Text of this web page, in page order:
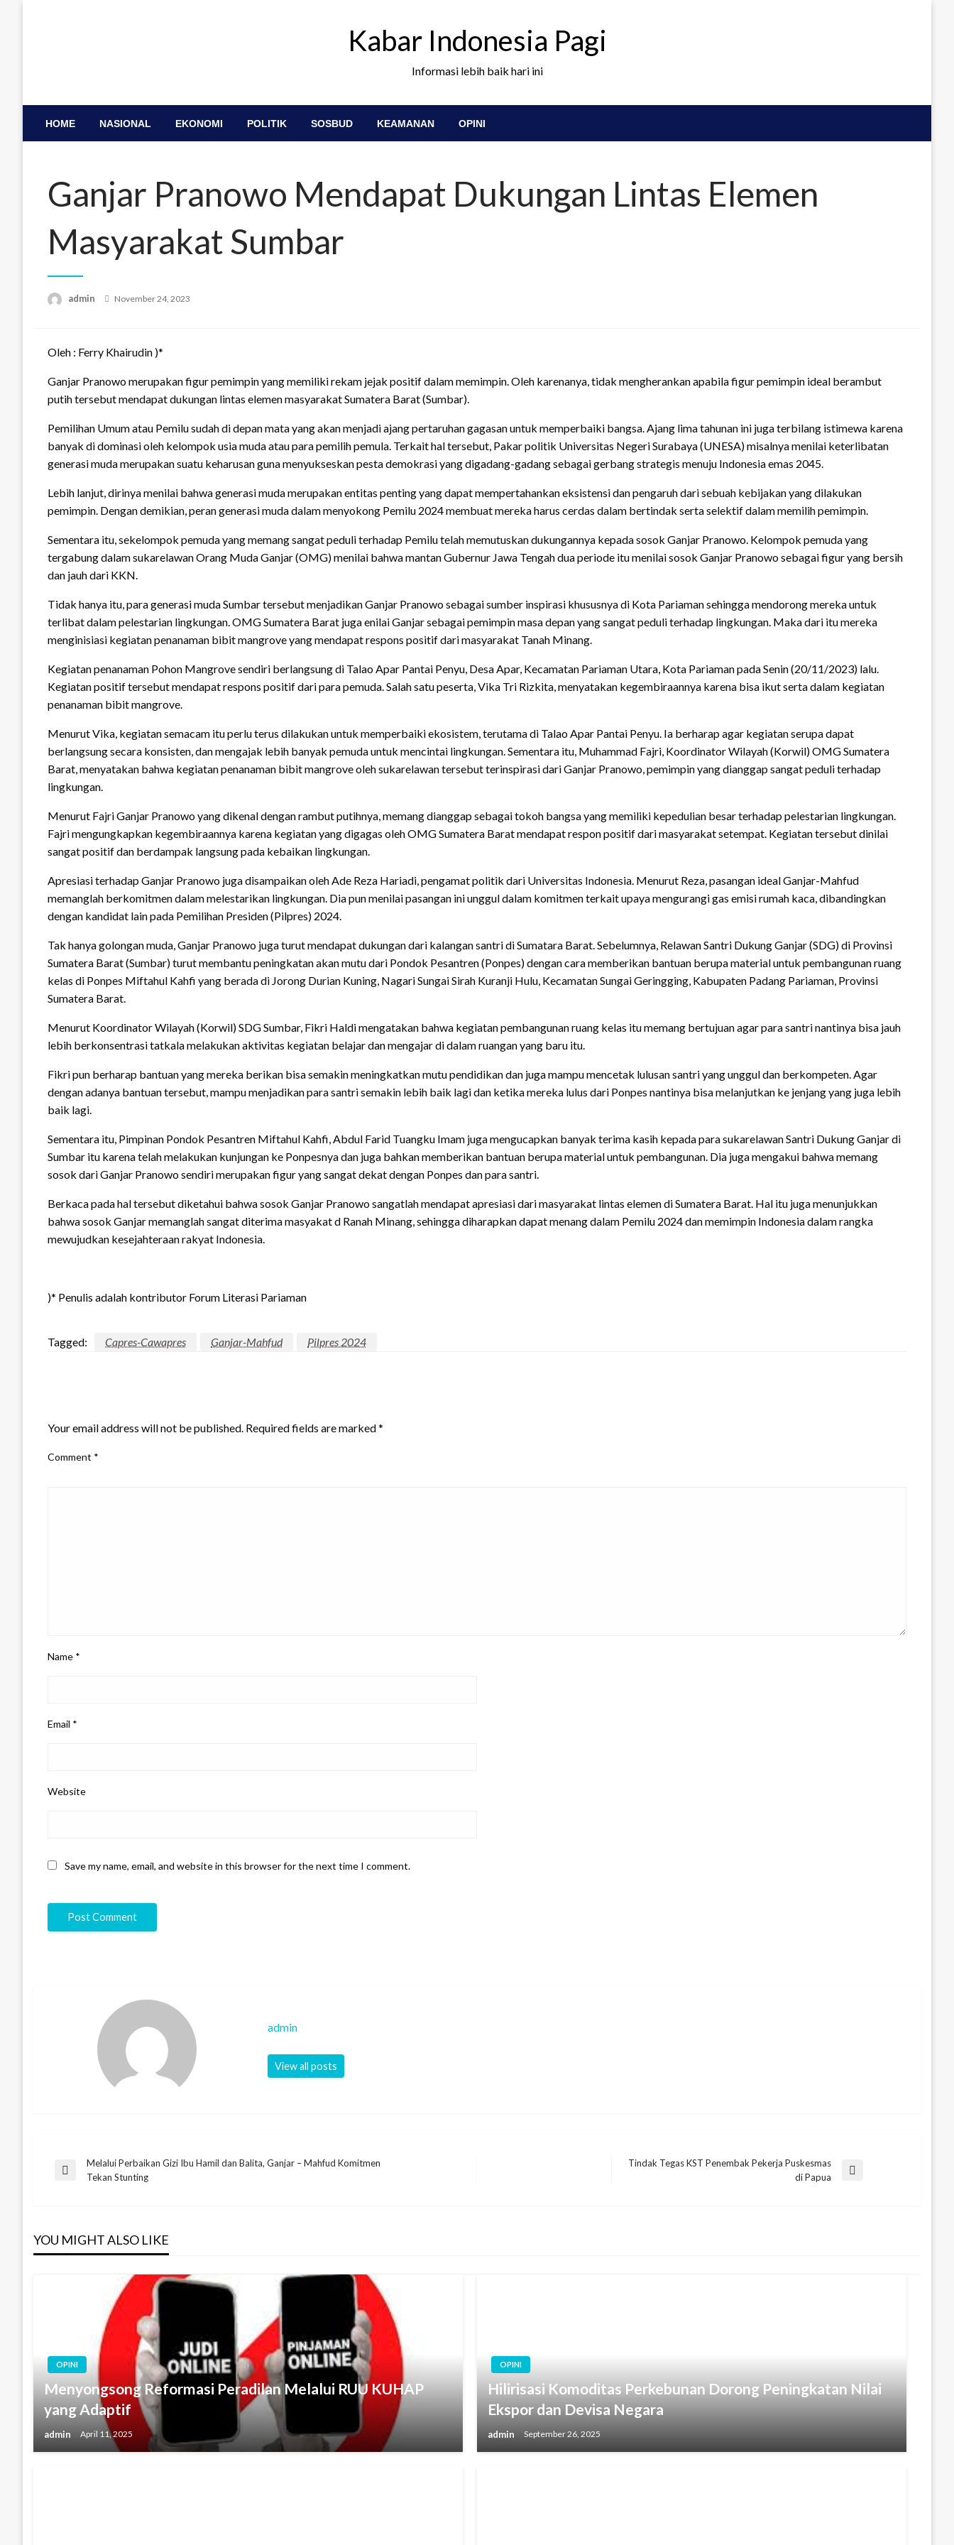
Kabar Indonesia Pagi
Informasi lebih baik hari ini
HOME NASIONAL EKONOMI POLITIK SOSBUD KEAMANAN OPINI
Ganjar Pranowo Mendapat Dukungan Lintas Elemen
Masyarakat Sumbar
admin
Posted
November 24, 2023
Oleh : Ferry Khairudin )*
Ganjar Pranowo merupakan figur pemimpin yang memiliki rekam jejak positif dalam memimpin. Oleh karenanya, tidak mengherankan apabila figur pemimpin ideal berambut
putih tersebut mendapat dukungan lintas elemen masyarakat Sumatera Barat (Sumbar).
Pemilihan Umum atau Pemilu sudah di depan mata yang akan menjadi ajang pertaruhan gagasan untuk memperbaiki bangsa. Ajang lima tahunan ini juga terbilang istimewa karena
banyak di dominasi oleh kelompok usia muda atau para pemilih pemula. Terkait hal tersebut, Pakar politik Universitas Negeri Surabaya (UNESA) misalnya menilai keterlibatan
generasi muda merupakan suatu keharusan guna menyukseskan pesta demokrasi yang digadang-gadang sebagai gerbang strategis menuju Indonesia emas 2045.
Lebih lanjut, dirinya menilai bahwa generasi muda merupakan entitas penting yang dapat mempertahankan eksistensi dan pengaruh dari sebuah kebijakan yang dilakukan
pemimpin. Dengan demikian, peran generasi muda dalam menyokong Pemilu 2024 membuat mereka harus cerdas dalam bertindak serta selektif dalam memilih pemimpin.
Sementara itu, sekelompok pemuda yang memang sangat peduli terhadap Pemilu telah memutuskan dukungannya kepada sosok Ganjar Pranowo. Kelompok pemuda yang
tergabung dalam sukarelawan Orang Muda Ganjar (OMG) menilai bahwa mantan Gubernur Jawa Tengah dua periode itu menilai sosok Ganjar Pranowo sebagai figur yang bersih
dan jauh dari KKN.
Tidak hanya itu, para generasi muda Sumbar tersebut menjadikan Ganjar Pranowo sebagai sumber inspirasi khususnya di Kota Pariaman sehingga mendorong mereka untuk
terlibat dalam pelestarian lingkungan. OMG Sumatera Barat juga enilai Ganjar sebagai pemimpin masa depan yang sangat peduli terhadap lingkungan. Maka dari itu mereka
menginisiasi kegiatan penanaman bibit mangrove yang mendapat respons positif dari masyarakat Tanah Minang.
Kegiatan penanaman Pohon Mangrove sendiri berlangsung di Talao Apar Pantai Penyu, Desa Apar, Kecamatan Pariaman Utara, Kota Pariaman pada Senin (20/11/2023) lalu.
Kegiatan positif tersebut mendapat respons positif dari para pemuda. Salah satu peserta, Vika Tri Rizkita, menyatakan kegembiraannya karena bisa ikut serta dalam kegiatan
penanaman bibit mangrove.
Menurut Vika, kegiatan semacam itu perlu terus dilakukan untuk memperbaiki ekosistem, terutama di Talao Apar Pantai Penyu. Ia berharap agar kegiatan serupa dapat
berlangsung secara konsisten, dan mengajak lebih banyak pemuda untuk mencintai lingkungan. Sementara itu, Muhammad Fajri, Koordinator Wilayah (Korwil) OMG Sumatera
Barat, menyatakan bahwa kegiatan penanaman bibit mangrove oleh sukarelawan tersebut terinspirasi dari Ganjar Pranowo, pemimpin yang dianggap sangat peduli terhadap
lingkungan.
Menurut Fajri Ganjar Pranowo yang dikenal dengan rambut putihnya, memang dianggap sebagai tokoh bangsa yang memiliki kepedulian besar terhadap pelestarian lingkungan.
Fajri mengungkapkan kegembiraannya karena kegiatan yang digagas oleh OMG Sumatera Barat mendapat respon positif dari masyarakat setempat. Kegiatan tersebut dinilai
sangat positif dan berdampak langsung pada kebaikan lingkungan.
Apresiasi terhadap Ganjar Pranowo juga disampaikan oleh Ade Reza Hariadi, pengamat politik dari Universitas Indonesia. Menurut Reza, pasangan ideal Ganjar-Mahfud
memanglah berkomitmen dalam melestarikan lingkungan. Dia pun menilai pasangan ini unggul dalam komitmen terkait upaya mengurangi gas emisi rumah kaca, dibandingkan
dengan kandidat lain pada Pemilihan Presiden (Pilpres) 2024.
Tak hanya golongan muda, Ganjar Pranowo juga turut mendapat dukungan dari kalangan santri di Sumatara Barat. Sebelumnya, Relawan Santri Dukung Ganjar (SDG) di Provinsi
Sumatera Barat (Sumbar) turut membantu peningkatan akan mutu dari Pondok Pesantren (Ponpes) dengan cara memberikan bantuan berupa material untuk pembangunan ruang
kelas di Ponpes Miftahul Kahfi yang berada di Jorong Durian Kuning, Nagari Sungai Sirah Kuranji Hulu, Kecamatan Sungai Geringging, Kabupaten Padang Pariaman, Provinsi
Sumatera Barat.
Menurut Koordinator Wilayah (Korwil) SDG Sumbar, Fikri Haldi mengatakan bahwa kegiatan pembangunan ruang kelas itu memang bertujuan agar para santri nantinya bisa jauh
lebih berkonsentrasi tatkala melakukan aktivitas kegiatan belajar dan mengajar di dalam ruangan yang baru itu.
Fikri pun berharap bantuan yang mereka berikan bisa semakin meningkatkan mutu pendidikan dan juga mampu mencetak lulusan santri yang unggul dan berkompeten. Agar
dengan adanya bantuan tersebut, mampu menjadikan para santri semakin lebih baik lagi dan ketika mereka lulus dari Ponpes nantinya bisa melanjutkan ke jenjang yang juga lebih
baik lagi.
Sementara itu, Pimpinan Pondok Pesantren Miftahul Kahfi, Abdul Farid Tuangku Imam juga mengucapkan banyak terima kasih kepada para sukarelawan Santri Dukung Ganjar di
Sumbar itu karena telah melakukan kunjungan ke Ponpesnya dan juga bahkan memberikan bantuan berupa material untuk pembangunan. Dia juga mengakui bahwa memang
sosok dari Ganjar Pranowo sendiri merupakan figur yang sangat dekat dengan Ponpes dan para santri.
Berkaca pada hal tersebut diketahui bahwa sosok Ganjar Pranowo sangatlah mendapat apresiasi dari masyarakat lintas elemen di Sumatera Barat. Hal itu juga menunjukkan
bahwa sosok Ganjar memanglah sangat diterima masyakat d Ranah Minang, sehingga diharapkan dapat menang dalam Pemilu 2024 dan memimpin Indonesia dalam rangka
mewujudkan kesejahteraan rakyat Indonesia.
)* Penulis adalah kontributor Forum Literasi Pariaman
Tagged: Capres-Cawapres Ganjar-Mahfud Pilpres 2024
Your email address will not be published. Required fields are marked*
Comment *
Name *
Email *
Website
Save my name, email, and website in this browser for the next time I comment.
admin
View all posts
Post
Previous
Melalui Perbaikan Gizi Ibu Hamil dan Balita, Ganjar – Mahfud Komitmen
Tekan Stunting
Tindak Tegas KST Penembak Pekerja Puskesmas
di Papua
YOU MIGHT ALSO LIKE
OPINI
Menyongsong Reformasi Peradilan Melalui RUU KUHAP
yang Adaptif
admin April 11, 2025
OPINI
Hilirisasi Komoditas Perkebunan Dorong Peningkatan Nilai
Ekspor dan Devisa Negara
admin September 26, 2025